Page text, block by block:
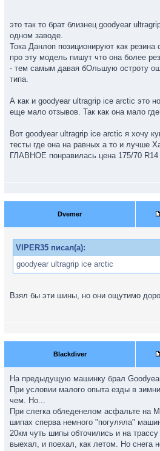
это так то брат близнец goodyear
одном заводе.
Тока Данлоп позиционируют как резина
про эту модель пишут что она более
- тем самым давая бОльшую остроту
типа.
А как и goodyear ultragrip ice arctic это
еще мало отзывов. Так как она мало
Вот goodyear ultragrip ice arctic я хочу
тесты где она на равных а то и лучше
ГЛАВНОЕ понравилась цена 175/70 R14
Dvemer
VIPER35 писал(а):
goodyear ultragrip ice arctic
Взял бы эти шины, но они ощутимо
Blackdiver
На предыдущую машинку брал
При условии малого опыта езды в
чем. Но...
При слегка обледенелом асфальте на
шипах сперва немного "погуляла"
20км чуть шипы обточились и на
выехал, и поехал, как летом. Но снега